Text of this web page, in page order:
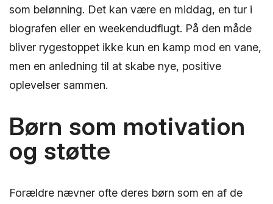
som belønning. Det kan være en middag, en tur i
biografen eller en weekendudflugt. På den måde
bliver rygestoppet ikke kun en kamp mod en vane,
men en anledning til at skabe nye, positive
oplevelser sammen.
Børn som motivation
og støtte
Forældre nævner ofte deres børn som en af de